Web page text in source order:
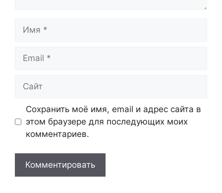
Имя
Email
Сайт
Сохранить моё имя, email и адрес сайта в
этом браузере для последующих моих
комментариев.